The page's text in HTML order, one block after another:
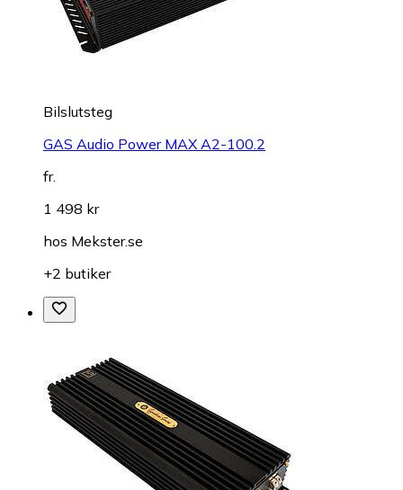
Bilslutsteg
GAS Audio Power MAX A2-100.2
fr.
1 498 kr
hos Mekster.se
+2 butiker